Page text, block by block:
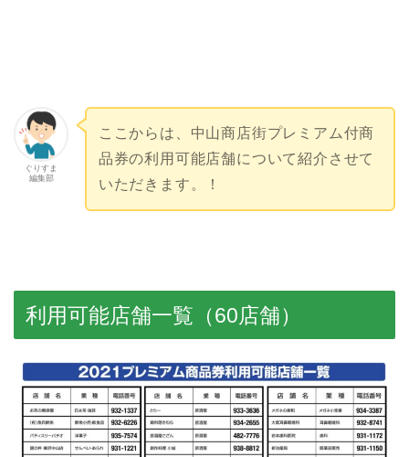
ぐりすま
編集部
ここからは、中山商店街プレミアム付商
品券の利用可能店舗について紹介させて
いただきます。！
利用可能店舗一覧（60店舗）